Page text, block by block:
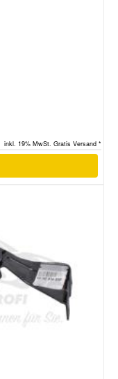
inkl. 19% MwSt. Gratis Versand *